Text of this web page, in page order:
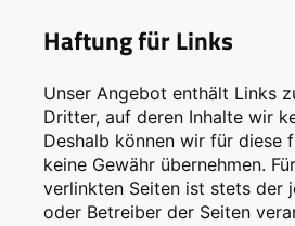
Haftung für Links
Unser Angebot enthält Links
Dritter, auf deren Inhalte wir
Deshalb können wir für diese
keine Gewähr übernehmen.
verlinkten Seiten ist stets der
oder Betreiber der Seiten